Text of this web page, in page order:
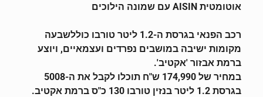
אוטומטית AISIN עם שמונה הילוכים
רכב הפנאי בגרסת ה-1.2 ליטר טורבו כוללשבעה
מקומות ישיבה במושבים נפרדים ועצמאיים, ויוצע
ברמת אבזור 'אקטיב'.
במחיר של 174,990 ש"ח תוכלו לקבל את ה-5008
בגרסת 1.2 ליטר בנזין טורבו 130 כ"ס ברמת אקטיב.